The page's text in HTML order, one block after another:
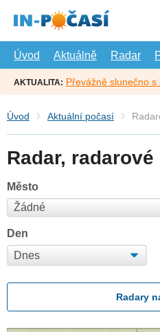
hlavní
Úvod
Aktuálně Radar
AKTUALITA: Převážně slunečno
Úvod Aktuální počasí
Radar,
Město
Den
Radary